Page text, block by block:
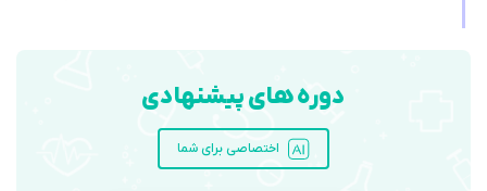
دوره های پیشنهادی
اختصاصی برای شما